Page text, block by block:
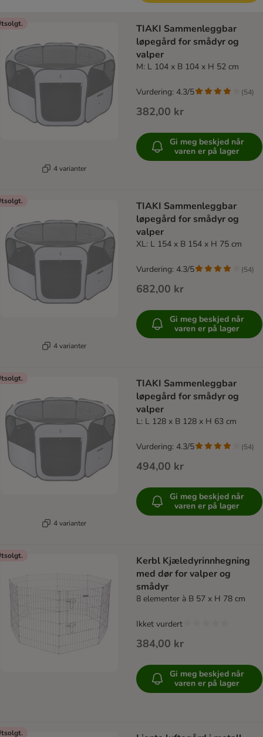
4 varianter
TIAKI Sammenleggbar
løpegård for smådyr og
valper
M: L 104 x B 104 x H 52 cm
382,00 kr
Vurdering: 4.3/5 (54)
Gi meg beskjed når
varen er på lager
4 varianter
TIAKI Sammenleggbar
løpegård for smådyr og
valper
XL: L 154 x B 154 x H 75 cm
682,00 kr
Vurdering: 4.3/5 (54)
Gi meg beskjed når
varen er på lager
4 varianter
TIAKI Sammenleggbar
løpegård for smådyr og
valper
L: L 128 x B 128 x H 63 cm
494,00 kr
Vurdering: 4.3/5 (54)
Gi meg beskjed når
varen er på lager
Kerbl Kjæledyrinnhegning
med dør for valper og
smådyr
8 elementer à B 57 x H 78 cm
384,00 kr
Ikket vurdert
Gi meg beskjed når
varen er på lager